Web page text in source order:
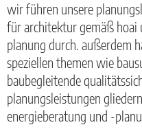
wir führen unsere
für architektur gemäß hoai
planung durch. außerdem
speziellen themen wie
baubegleitende
planungsleistungen
energieberatung und -